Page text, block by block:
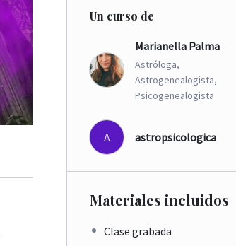
Un curso de
Marianella Palma
Astróloga,
Astrogenealogista,
Psicogenealogista
A astropsicologica
Materiales incluidos
Clase grabada